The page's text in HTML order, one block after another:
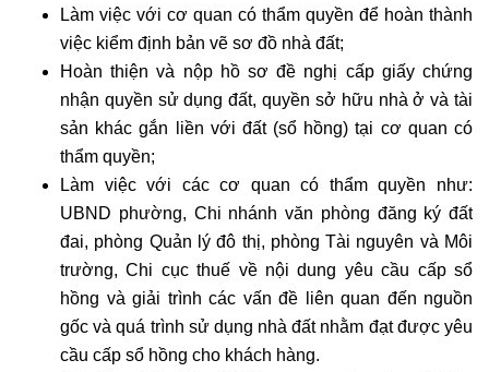
Làm việc với cơ quan có thẩm quyền để hoàn thành
việc kiểm định bản vẽ sơ đồ nhà đất;
Hoàn thiện và nộp hồ sơ đề nghị cấp giấy chứng
nhận quyền sử dụng đất, quyền sở hữu nhà ở và tài
sản khác gắn liền với đất (sổ hồng) tại cơ quan có
thẩm quyền;
Làm việc với các cơ quan có thẩm quyền như:
UBND phường, Chi nhánh văn phòng đăng ký đất
đai, phòng Quản lý đô thị, phòng Tài nguyên và Môi
trường, Chi cục thuế về nội dung yêu cầu cấp sổ
hồng và giải trình các vấn đề liên quan đến nguồn
gốc và quá trình sử dụng nhà đất nhằm đạt được yêu
cầu cấp sổ hồng cho khách hàng.